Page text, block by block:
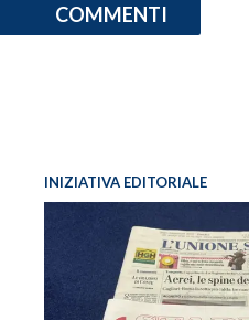
COMMENTI
INIZIATIVA EDITORIALE